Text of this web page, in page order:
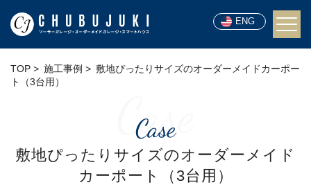
ENG
TOP 施工事例
敷地ぴったりサイズのオーダーメイドカーポー
ト（3台用）
Case
Case
敷地ぴったりサイズのオーダーメイド
カーポート（3台用）